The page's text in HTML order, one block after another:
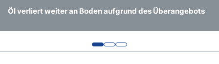
Öl verliert weiter an Boden aufgrund des Überangebots
Globaler Aktienverkauf setzt sich aus Angst der Händler
fort
Globale Aktienmärkte stürzen nach Tech Sorgen